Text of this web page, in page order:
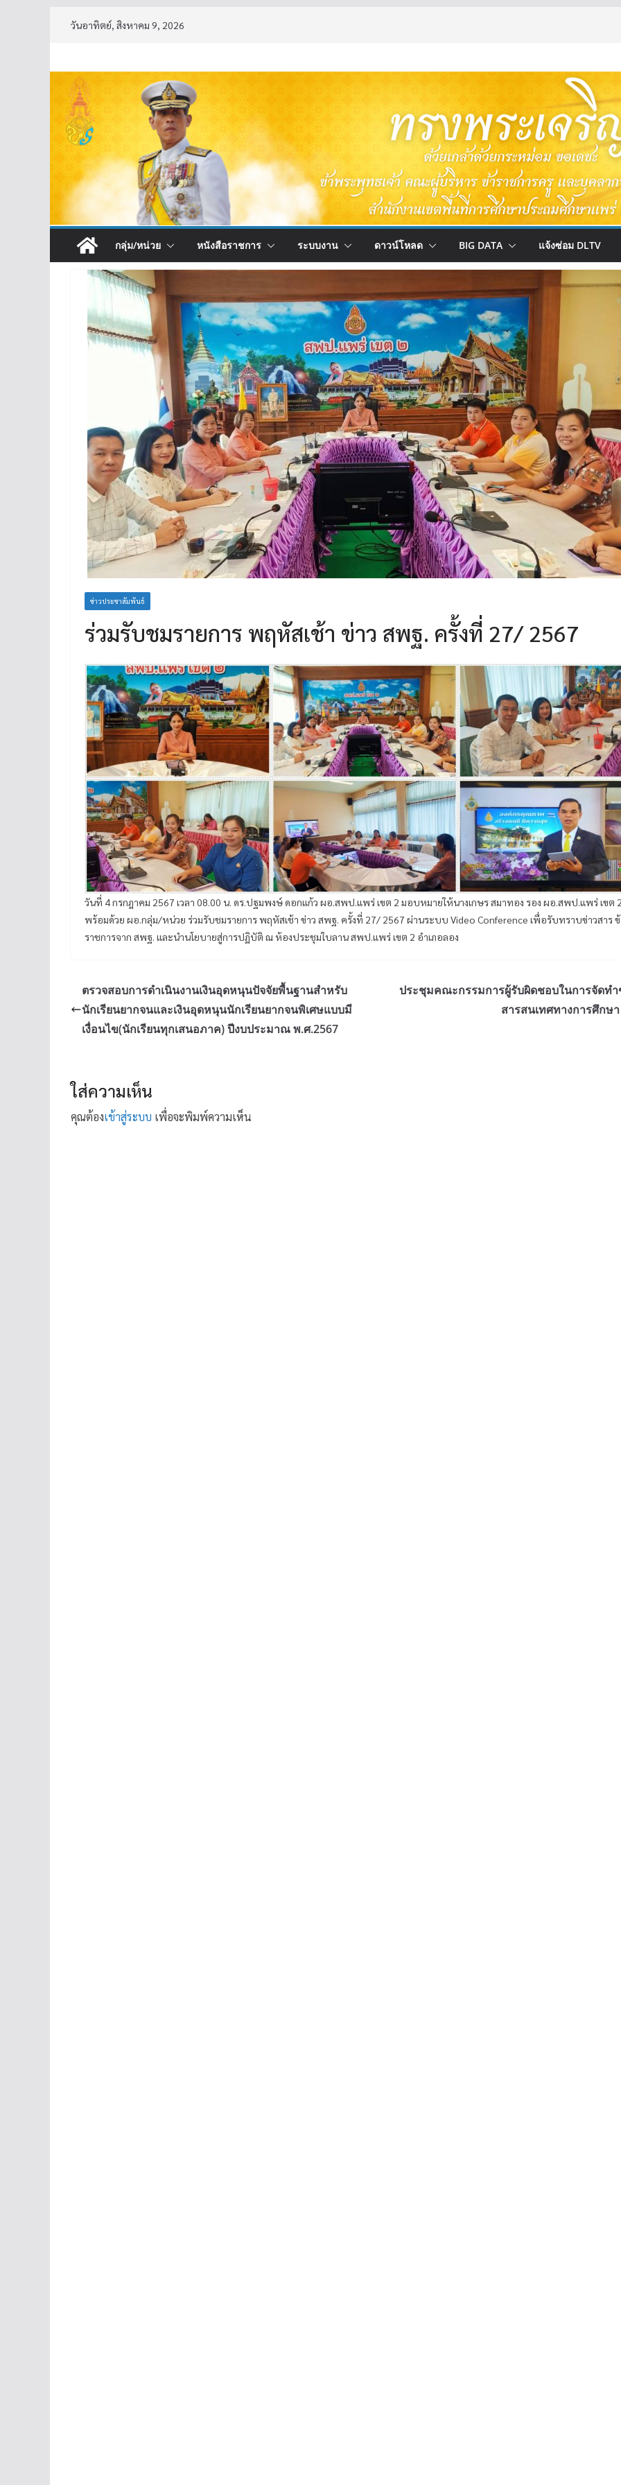
วันอาทิตย์, สิงหาคม 9, 2026
กลุ่ม/หน่วย หนังสือราชการ ระบบงาน ดาวน์โหลด BIG DATA แจ้งซ่อม DLTV
ข่าวประชาสัมพันธ์
ร่วมรับชมรายการ พฤหัสเช้า ข่าว สพฐ. ครั้งที่ 27/ 2567
วันที่ 4 กรกฎาคม 2567 เวลา 08.00 น. ดร.ปฐมพงษ์ ดอกแก้ว ผอ.สพป.แพร่ เขต 2 มอบหมายให้นางเกษร สมาทอง รอง ผอ.สพป.แพร่ เขต
พร้อมด้วย ผอ.กลุ่ม/หน่วย ร่วมรับชมรายการ พฤหัสเช้า ข่าว สพฐ. ครั้งที่ 27/ 2567 ผ่านระบบ Video Conference เพื่อรับทราบข่าวสาร
ราชการจาก สพฐ. และนำนโยบายสู่การปฏิบัติ ณ ห้องประชุมใบลาน สพป.แพร่ เขต 2 อำเภอลอง
ตรวจสอบการดำเนินงานเงินอุดหนุนปัจจัยพื้นฐานสำหรับ
นักเรียนยากจนและเงินอุดหนุนนักเรียนยากจนพิเศษแบบมี
เงื่อนไข(นักเรียนทุกเสนอภาค) ปีงบประมาณ พ.ศ.2567
ประชุมคณะกรรมการผู้รับผิดชอบในการจัดท
สารสนเทศทางการศึกษ
ใส่ความเห็น
คุณต้องเข้าสู่ระบบ เพื่อจะพิมพ์ความเห็น